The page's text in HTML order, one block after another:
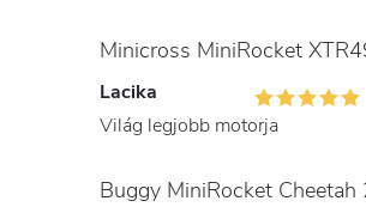
Minicross MiniRocket
Lacika
Világ legjobb motorja